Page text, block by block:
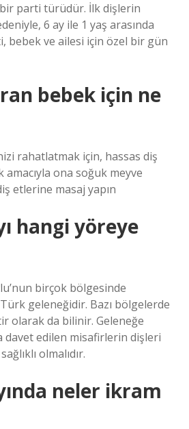
bir parti türüdür. İlk dişlerin
6 ay ile 1 yaş arasında
bebek ve ailesi için özel bir gün
bebek için ne
rahatlatmak için, hassas diş
ona soğuk meyve
etlerine masaj yapın
hangi yöreye
birçok bölgesinde
geleneğidir. Bazı bölgelerde
olarak da bilinir. Geleneğe
davet edilen misafirlerin dişleri
olmalıdır.
neler ikram